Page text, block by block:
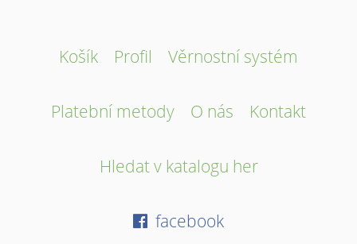
Košík Profil Věrnostní systém
Platební metody O nás Kontakt
Hledat v katalogu her
facebook